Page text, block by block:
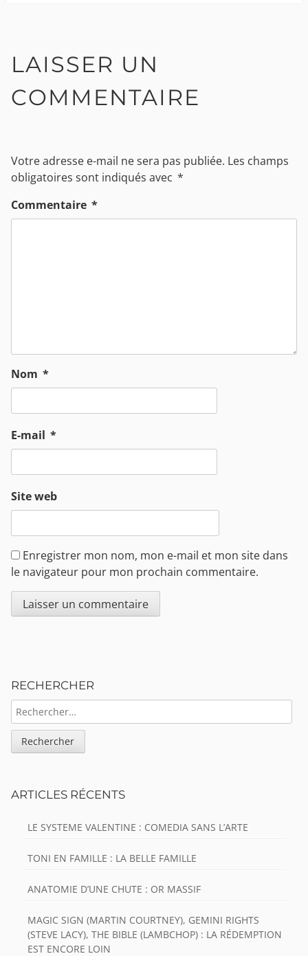
LAISSER UN
COMMENTAIRE
Votre adresse e-mail ne sera pas publiée. Les champs
obligatoires sont indiqués avec *
Commentaire *
Nom *
E-mail *
Site web
Enregistrer mon nom, mon e-mail et mon site dans
le navigateur pour mon prochain commentaire.
RECHERCHER
RECHERCHER :
ARTICLES RÉCENTS
LE SYSTEME VALENTINE : COMEDIA SANS L’ARTE
TONI EN FAMILLE : LA BELLE FAMILLE
ANATOMIE D’UNE CHUTE : OR MASSIF
MAGIC SIGN (MARTIN COURTNEY), GEMINI RIGHTS
(STEVE LACY), THE BIBLE (LAMBCHOP) : LA RÉDEMPTION
EST ENCORE LOIN